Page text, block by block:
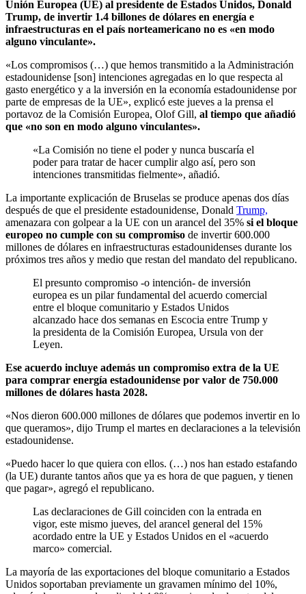
Unión Europea (UE) al presidente de Estados Unidos, Donald
Trump, de invertir 1.4 billones de dólares en energía e
infraestructuras en el país norteamericano no es «en modo
alguno vinculante».
«Los compromisos (…) que hemos transmitido a la Administración
estadounidense [son] intenciones agregadas en lo que respecta al
gasto energético y a la inversión en la economía estadounidense por
parte de empresas de la UE», explicó este jueves a la prensa el
portavoz de la Comisión Europea, Olof Gill, al tiempo que añadió
que «no son en modo alguno vinculantes».
«La Comisión no tiene el poder y nunca buscaría el
poder para tratar de hacer cumplir algo así, pero son
intenciones transmitidas fielmente», añadió.
La importante explicación de Bruselas se produce apenas dos días
después de que el presidente estadounidense, Donald Trump,
amenazara con golpear a la UE con un arancel del 35% si el bloque
europeo no cumple con su compromiso de invertir 600.000
millones de dólares en infraestructuras estadounidenses durante los
próximos tres años y medio que restan del mandato del republicano.
El presunto compromiso -o intención- de inversión
europea es un pilar fundamental del acuerdo comercial
entre el bloque comunitario y Estados Unidos
alcanzado hace dos semanas en Escocia entre Trump y
la presidenta de la Comisión Europea, Ursula von der
Leyen.
Ese acuerdo incluye además un compromiso extra de la UE
para comprar energía estadounidense por valor de 750.000
millones de dólares hasta 2028.
«Nos dieron 600.000 millones de dólares que podemos invertir en lo
que queramos», dijo Trump el martes en declaraciones a la televisión
estadounidense.
«Puedo hacer lo que quiera con ellos. (…) nos han estado estafando
(la UE) durante tantos años que ya es hora de que paguen, y tienen
que pagar», agregó el republicano.
Las declaraciones de Gill coinciden con la entrada en
vigor, este mismo jueves, del arancel general del 15%
acordado entre la UE y Estados Unidos en el «acuerdo
marco» comercial.
La mayoría de las exportaciones del bloque comunitario a Estados
Unidos soportaban previamente un gravamen mínimo del 10%,